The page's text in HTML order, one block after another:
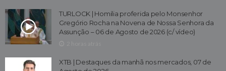
TURLOCK | Homilia proferida pelo Monsenhor
Gregório Rocha na Novena de Nossa Senhora da
Assunção – 06 de Agosto de 2026 (c/ vídeo)
XTB | Destaques da manhã nos mercados, 07 de